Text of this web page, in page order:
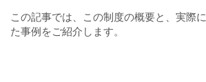
この記事では、この制度の概要と、実際
た事例をご紹介します。